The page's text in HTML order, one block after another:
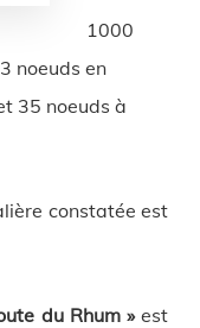
1000
noeuds en
35 noeuds à
constatée est
du Rhum »est